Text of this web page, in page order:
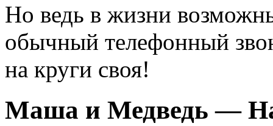
Но ведь в жизни
обычный телефонный
на круги своя!
Маша и Медведь —